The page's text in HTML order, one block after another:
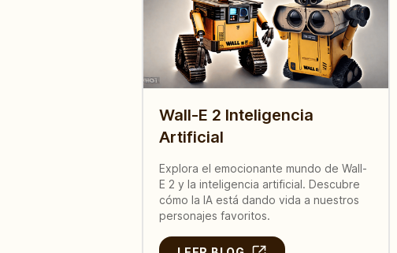
Wall-E 2 Inteligencia
Artificial
Explora el emocionante mundo de Wall-
E 2 y la inteligencia artificial. Descubre
cómo la IA está dando vida a nuestros
personajes favoritos.